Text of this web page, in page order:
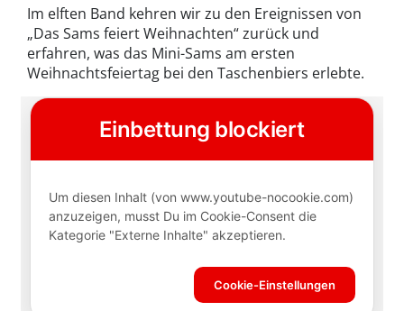
Im elften Band kehren wir zu den Ereignissen von
„Das Sams feiert Weihnachten“ zurück und
erfahren, was das Mini-Sams am ersten
Weihnachtsfeiertag bei den Taschenbiers erlebte.